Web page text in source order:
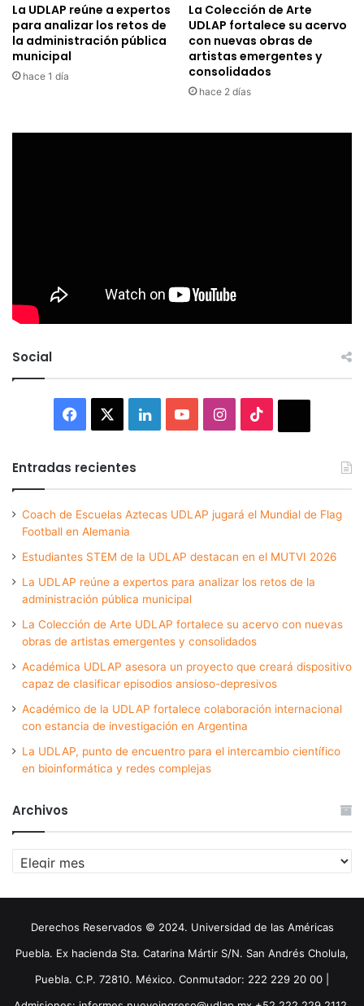
La UDLAP reúne a expertos
para analizar los retos de
la administración pública
municipal
hace 1 día
La Colección de Arte
UDLAP fortalece su acervo
con nuevas obras de
artistas emergentes y
consolidados
hace 2 días
Social
Facebook LinkedInYouTubeInstagram
Entradas recientes
Coach de Escuelas Aztecas UDLAP jugará el Mundial de Flag
Football en Alemania
Estudiantes STEM de la UDLAP destacan en el MUTVI 2026
La UDLAP reúne a expertos para analizar los retos de la
administración pública municipal
La Colección de Arte UDLAP fortalece su acervo con nuevas
obras de artistas emergentes y consolidados
Académica UDLAP asesora un proyecto que creará dispositivo
capaz de clasificar episodios ansioso-depresivos
Académico de la UDLAP fortalece colaboración internacional
con estancia de investigación en Argentina
La UDLAP, punto de encuentro para el intercambio científico
en bioinformática y redes complejas
Archivos
Archivos
Derechos Reservados © 2024. Universidad de las Américas
Puebla. Ex hacienda Sta. Catarina Mártir S/N. San Andrés Cholula,
Puebla. C.P. 72810. México. Conmutador: 222 229 20 00 |